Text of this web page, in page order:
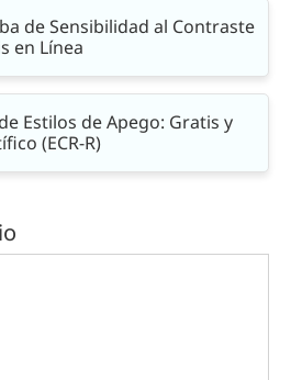
de Sensibilidad al Contraste
en Línea
Estilos de Apego: Gratis y
(ECR-R)